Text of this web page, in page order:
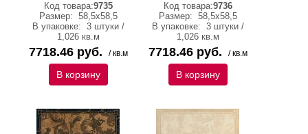
Код товара:9735
Размер: 58,5х58,5
В упаковке: 3 штуки /
1,026 кв.м
7718.46 руб. / кв.м
В корзину
Код товара:9736
Размер: 58,5х58,5
В упаковке: 3 штуки /
1,026 кв.м
7718.46 руб. / кв.м
В корзину